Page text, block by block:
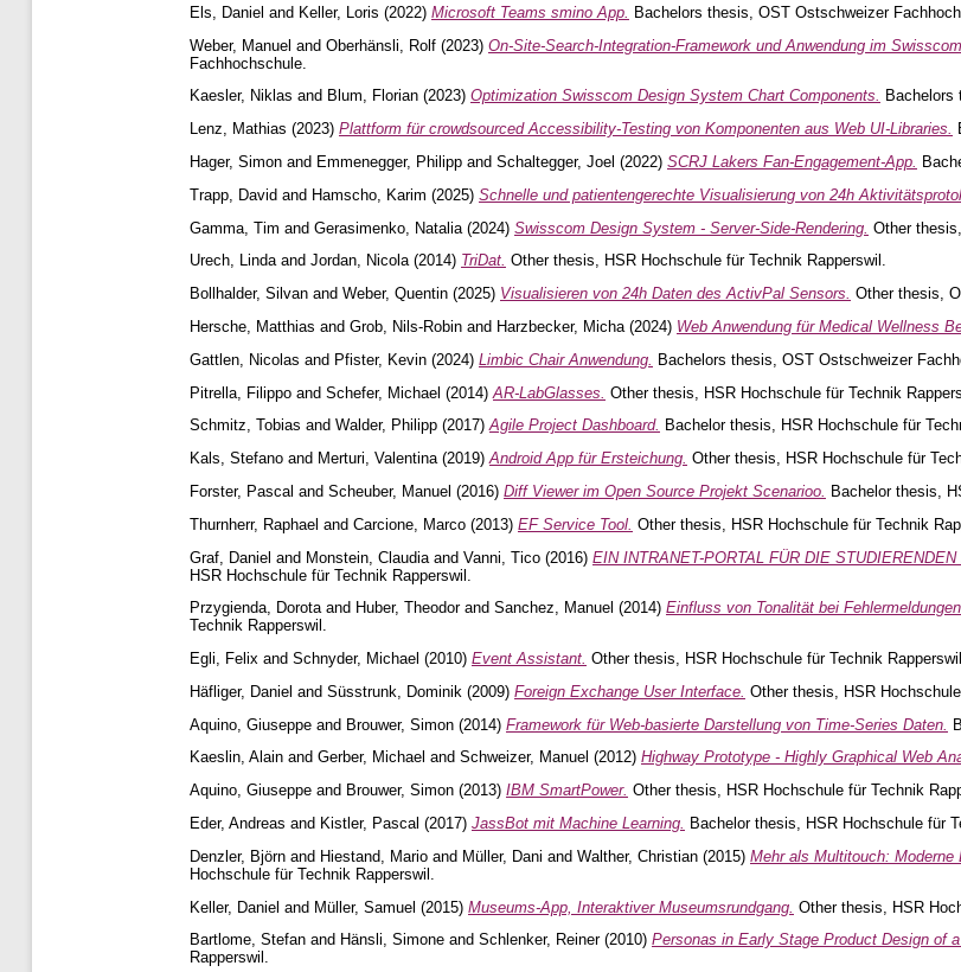
Els, Daniel and Keller, Loris (2022) Microsoft Teams smino App.
Bachelors thesis, OST Ostschweizer
Weber, Manuel and Oberhänsli, Rolf (2023) On-Site-Search-Integration-Framework und Anwendung im
Fachhochschule.
Kaesler, Niklas and Blum, Florian (2023) Optimization Swisscom Design System Chart Components. Bachelors
Lenz, Mathias (2023) Plattform für crowdsourced Accessibility-Testing von Komponenten aus Web UI-Libraries.
Hager, Simon and Emmenegger, Philipp and Schaltegger, Joel (2022) SCRJ Lakers Fan-Engagement-App.
Trapp, David and Hamscho, Karim (2025) Schnelle und patientengerechte Visualisierung von 24h
Gamma, Tim and Gerasimenko, Natalia (2024) Swisscom Design System - Server-Side-Rendering. Other
Urech, Lindaand Jordan, Nicola(2014) TriDat. Other thesis, HSR Hochschule für Technik Rapperswil.
Bollhalder, Silvan and Weber, Quentin (2025) Visualisieren von 24h Daten des ActivPal Sensors. Other thesis,
Hersche, Matthias and Grob, Nils-Robin and Harzbecker, Micha (2024) Web Anwendung für Medical Wellness
Gattlen, Nicolas and Pfister, Kevin (2024) Limbic Chair Anwendung. Bachelors thesis, OST Ostschweizer
Pitrella, Filippo and Schefer, Michael (2014) AR-LabGlasses. Other thesis, HSR Hochschule für Technik
Schmitz, Tobias and Walder, Philipp (2017)Agile Project Dashboard. Bachelor thesis, HSR Hochschule für
Kals, Stefano and Merturi, Valentina(2019)Android App für Ersteichung. Other thesis, HSR Hochschule für
Forster, Pascal and Scheuber, Manuel (2016) Diff Viewer im Open Source Projekt Scenarioo.
Bachelor thesis,
Thurnherr, Raphael and Carcione, Marco (2013) EF Service Tool. Other thesis, HSR Hochschule für Technik
Graf, Daniel and Monstein, Claudia and Vanni, Tico (2016) EIN INTRANET-PORTAL FÜR DIE
HSR Hochschule für Technik Rapperswil.
Przygienda, Dorotaand Huber, Theodorand Sanchez, Manuel (2014) Einfluss von Tonalität bei
Technik Rapperswil.
Egli, Felix and Schnyder, Michael (2010) Event Assistant. Other thesis, HSR Hochschule für Technik
Häfliger, Daniel and Süsstrunk, Dominik (2009) Foreign Exchange User Interface. Other thesis, HSR
Aquino, Giuseppe and Brouwer, Simon (2014) Framework für Web-basierte Darstellung von Time-Series Daten.
Kaeslin, Alain and Gerber, Michael and Schweizer, Manuel (2012) Highway Prototype - Highly Graphical Web
Aquino, Giuseppe and Brouwer, Simon (2013) IBM SmartPower. Other thesis, HSR Hochschule für Technik
Eder, Andreas and Kistler, Pascal (2017) JassBot mit Machine Learning. Bachelor thesis, HSR Hochschule für
Denzler, Björn and Hiestand, Mario and Müller, Dani and Walther, Christian (2015) Mehr als Multitouch: Moderne
Hochschule für Technik Rapperswil.
Keller, Daniel and Müller, Samuel (2015) Museums-App, Interaktiver Museumsrundgang. Other thesis, HSR
Bartlome, Stefan and Hänsli, Simone and Schlenker, Reiner(2010) Personas in Early Stage Product Design of
Rapperswil.